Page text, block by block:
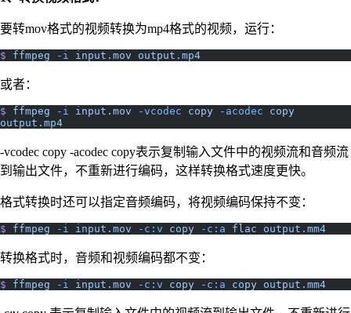
要转mov格式的视频转换为mp4格式的视频，运行：
$ ffmpeg -i input.mov output.mp4
或者：
$ ffmpeg -i input.mov -vcodec copy -acodec copy
output.mp4
-vcodec copy -acodec copy表示复制输入文件中的视频流和音频流
到输出文件，不重新进行编码，这样转换格式速度更快。
格式转换时还可以指定音频编码，将视频编码保持不变：
$ ffmpeg -i input.mov -c:v copy -c:a flac output.mm4
转换格式时，音频和视频编码都不变：
$ ffmpeg -i input.mov -c:v copy -c:a copy output.mm4